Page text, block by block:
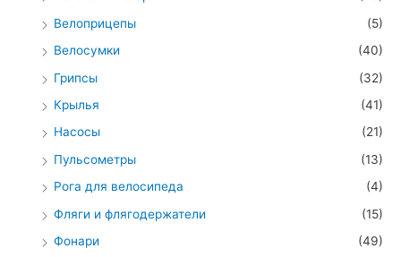
Велоприцепы
(5)
Велосумки
(40)
Грипсы
(32)
Крылья
(41)
Насосы
(21)
Пульсометры
(13)
Рога для велосипеда
(4)
Фляги и флягодержатели
(15)
Фонари
(49)